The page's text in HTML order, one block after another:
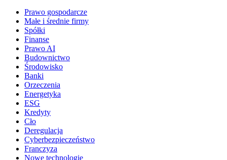
Prawo gospodarcze
Małe i średnie firmy
Spółki
Finanse
Prawo AI
Budownictwo
Środowisko
Banki
Orzeczenia
Energetyka
ESG
Kredyty
Cło
Deregulacja
Cyberbezpieczeństwo
Franczyza
Nowe technologie